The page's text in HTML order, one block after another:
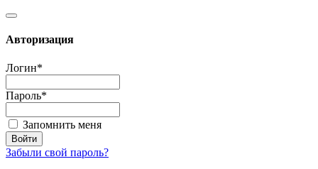
Авторизация
Логин*
Пароль*
Запомнить меня
Забыли свой пароль?